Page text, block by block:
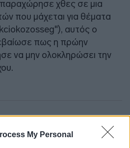
My Personal
χθες σε μια
που μάχεται για θέματα
αυτός ο
πως η πρώην
να μην ολοκληρώσει την